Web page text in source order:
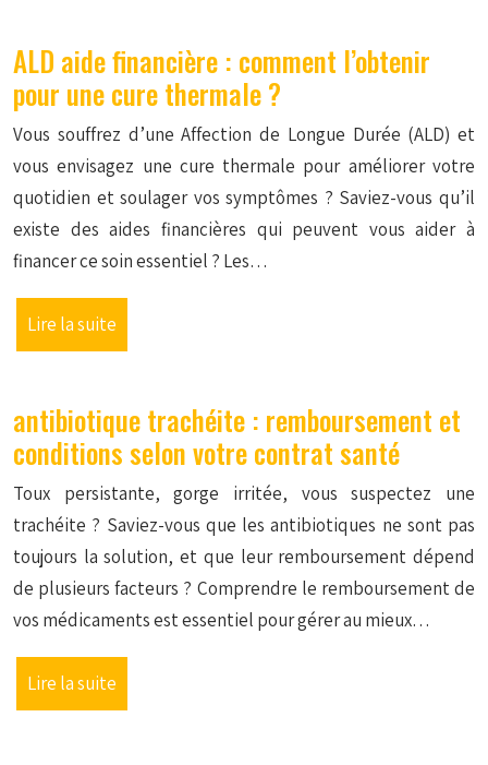
ALD aide financière : comment l’obtenir
pour une cure thermale ?
Vous souffrez d’une Affection de Longue Durée (ALD) et
vous envisagez une cure thermale pour améliorer votre
quotidien et soulager vos symptômes ? Saviez-vous qu’il
existe des aides financières qui peuvent vous aider à
financer ce soin essentiel ? Les…
Lire la suite
antibiotique trachéite : remboursement et
conditions selon votre contrat santé
Toux persistante, gorge irritée, vous suspectez une
trachéite ? Saviez-vous que les antibiotiques ne sont pas
toujours la solution, et que leur remboursement dépend
de plusieurs facteurs ? Comprendre le remboursement de
vos médicaments est essentiel pour gérer au mieux…
Lire la suite